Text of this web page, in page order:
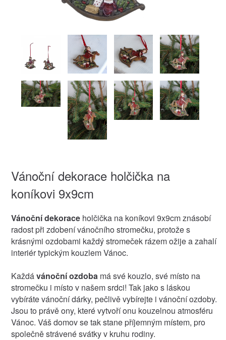
Vánoční dekorace holčička na
koníkovi 9x9cm
Vánoční dekoraceholčička na koníkovi 9x9cm znásobí
radost při zdobení vánočního stromečku, protože s
krásnými ozdobami každý stromeček rázem ožije a zahalí
interiér typickým kouzlem Vánoc.
Každávánoční ozdobamá své kouzlo, své místo na
stromečku i místo v našem srdci! Tak jako s láskou
vybíráte vánoční dárky, pečlivě vybírejte i vánoční ozdoby.
Jsou to právě ony, které vytvoří onu kouzelnou atmosféru
Vánoc. Váš domov se tak stane příjemným místem, pro
společně strávené svátky v kruhu rodiny.